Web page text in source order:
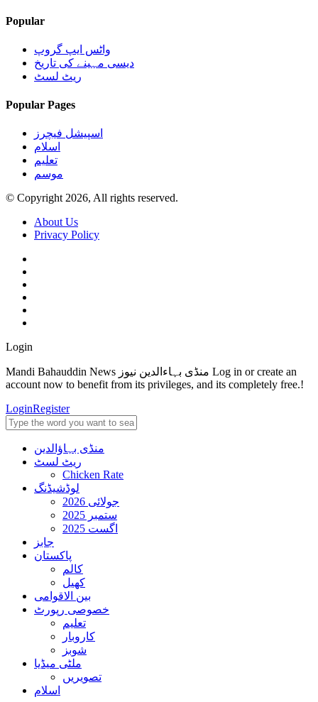
Popular
واٹس ایپ گروپ
دیسی مہینے کی تاریخ
ریٹ لسٹ
Popular Pages
اسپیشل فیچرز
اسلام
تعلیم
موسم
© Copyright 2026, All rights reserved.
About Us
Privacy Policy
Login
Mandi Bahauddin News منڈی بہاءالدین نیوز Log in or create an
account now to benefit from its privileges, and its completely free.!
LoginRegister
منڈی بہاؤالدین
ریٹ لسٹ
Chicken Rate
لوڈشیڈنگ
جولائی 2026
ستمبر 2025
اگست 2025
جابز
پاکستان
کالم
کھیل
بین الاقوامی
خصوصی رپورٹ
تعلیم
کاروبار
شوبز
ملٹی میڈیا
تصویریں
اسلام